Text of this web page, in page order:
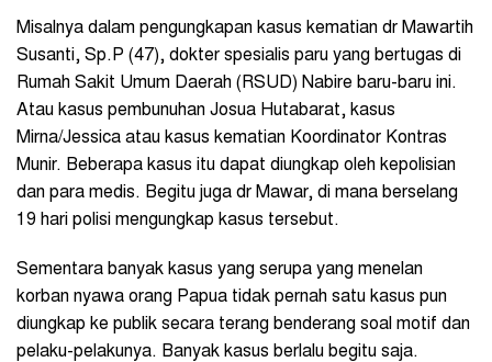
Misalnya dalam pengungkapan kasus kematian dr Mawartih
Susanti, Sp.P (47), dokter spesialis paru yang bertugas di
Rumah Sakit Umum Daerah (RSUD) Nabire baru-baru ini.
Atau kasus pembunuhan Josua Hutabarat, kasus
Mirna/Jessica atau kasus kematian Koordinator Kontras
Munir. Beberapa kasus itu dapat diungkap oleh kepolisian
dan para medis. Begitu juga dr Mawar, di mana berselang
19 hari polisi mengungkap kasus tersebut.
Sementara banyak kasus yang serupa yang menelan
korban nyawa orang Papua tidak pernah satu kasus pun
diungkap ke publik secara terang benderang soal motif dan
pelaku-pelakunya. Banyak kasus berlalu begitu saja.